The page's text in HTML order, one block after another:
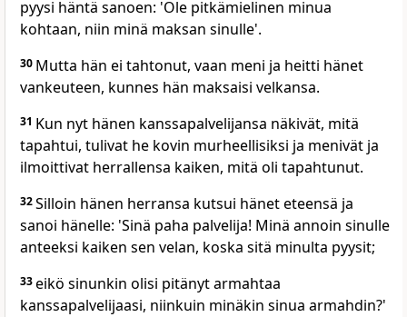
pyysi häntä sanoen: 'Ole pitkämielinen minua
kohtaan, niin minä maksan sinulle'.
30 Mutta hän ei tahtonut, vaan meni ja heitti hänet
vankeuteen, kunnes hän maksaisi velkansa.
31 Kun nyt hänen kanssapalvelijansa näkivät, mitä
tapahtui, tulivat he kovin murheellisiksi ja menivät ja
ilmoittivat herrallensa kaiken, mitä oli tapahtunut.
32Silloin hänen herransa kutsui hänet eteensä ja
sanoi hänelle: 'Sinä paha palvelija! Minä annoin sinulle
anteeksi kaiken sen velan, koska sitä minulta pyysit;
33eikö sinunkin olisi pitänyt armahtaa
kanssapalvelijaasi, niinkuin minäkin sinua armahdin?'